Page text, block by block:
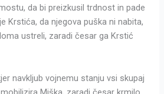
da bi preizkusil trdnost in pade
Krstića, da njegova puška ni nabita,
ustreli, zaradi česar ga Krstić
navkljub vojnemu stanju vsi skupaj